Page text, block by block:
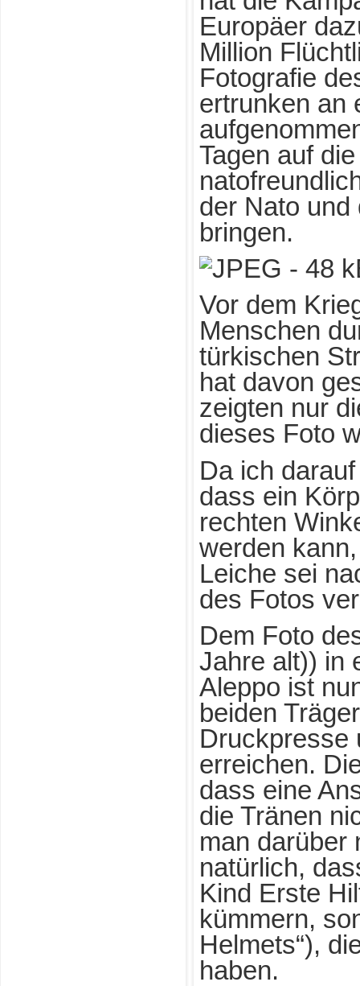
Europäer
Million
Fotografie
ertrunken an
Tagen auf
der Nato
bringen.
Vor dem
Menschen
türkischen
hat davon
zeigten nur
dieses Foto
Da ich
dass ein
rechten
werden
Leiche sei
des Fotos
Dem Foto
Jahre alt)) in
Aleppo ist
beiden
Druckpresse
erreichen.
dass eine
die Tränen
man darüber
natürlich,
Kind Erste
kümmern,
Helmets“),
haben.